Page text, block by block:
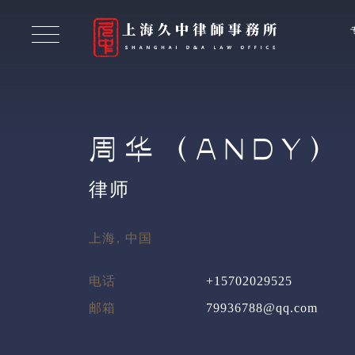
周华（ANDY）
律师
上海, 中国
电话
+15702029525
邮箱
79936788@qq.com